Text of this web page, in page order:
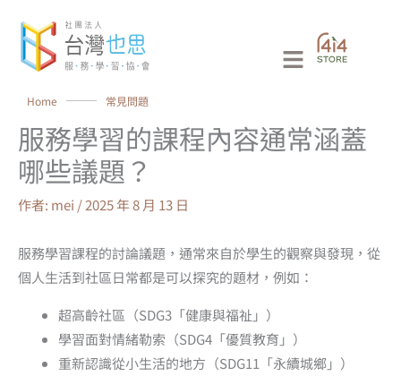
Main
Home ⸻ 常見問題
服務學習的課程內容通常涵蓋
哪些議題？
作者: mei /2025 年 8 月 13 日
服務學習課程的討論議題，通常來自於學生的觀察與發現，從
個人生活到社區日常都是可以探究的題材，例如：
超高齡社區（SDG3「健康與福祉」）
學習面對情緒勒索（SDG4「優質教育」）
重新認識從小生活的地方（SDG11「永續城鄉」）